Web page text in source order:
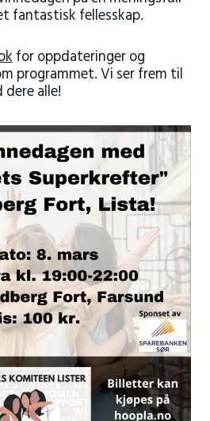
fantastisk fellesskap.
for oppdateringer og
programmet. Vi ser frem til
alle!